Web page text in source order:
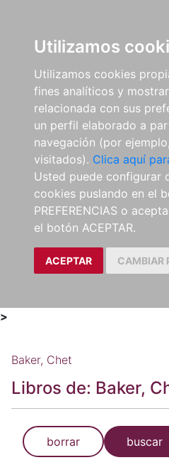
Utilizamos
Utilizamos cookies
fines analíticos y
relacionada con sus
un perfil elaborado a
navegación (por
visitados). Clica aquí
Usted puede configurar
cookies puslando en el
PREFERENCIAS o
el botón ACEPTAR.
ACEPTAR CAMBIAR
>
Baker, Chet
Libros de: Baker,
borrar buscar